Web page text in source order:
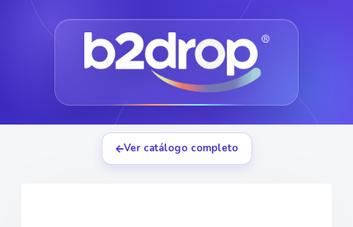
Ver catálogo completo